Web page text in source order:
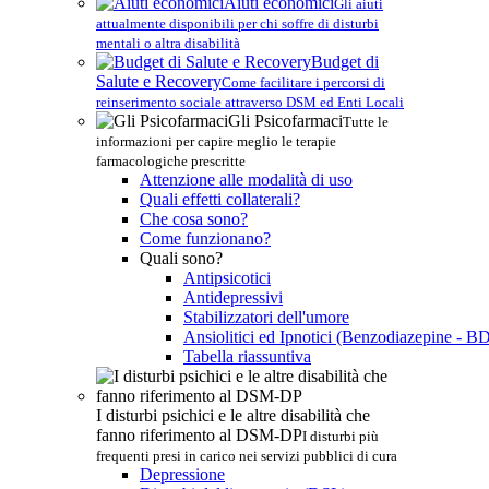
Gli aiuti
attualmente disponibili per chi soffre di disturbi
mentali o altra disabilità
Budget di
Salute e RecoveryCome facilitare i percorsi di
reinserimento sociale attraverso DSM ed Enti Locali
Gli PsicofarmaciTutte le
informazioni per capire meglio le terapie
farmacologiche prescritte
Attenzione alle modalità di uso
Quali effetti collaterali?
Che cosa sono?
Come funzionano?
Quali sono?
Antipsicotici
Antidepressivi
Stabilizzatori dell'umore
Ansiolitici ed Ipnotici (Benzodiazepine -
Tabella riassuntiva
I disturbi psichici e le altre disabilità che
fanno riferimento al DSM-DPI disturbi più
frequenti presi in carico nei servizi pubblici di cura
Depressione